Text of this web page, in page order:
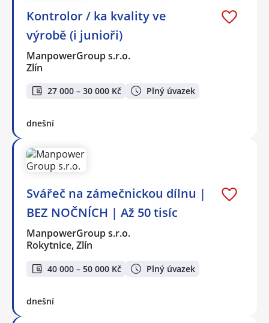
Kontrolor / ka kvality ve
výrobě (i junioři)
ManpowerGroup s.r.o.
Zlín
27 000 – 30 000 Kč Plný úvazek
dnešní
Svářeč na zámečnickou dílnu |
BEZ NOČNÍCH | Až 50 tisíc
ManpowerGroup s.r.o.
Rokytnice, Zlín
40 000 – 50 000 Kč Plný úvazek
dnešní